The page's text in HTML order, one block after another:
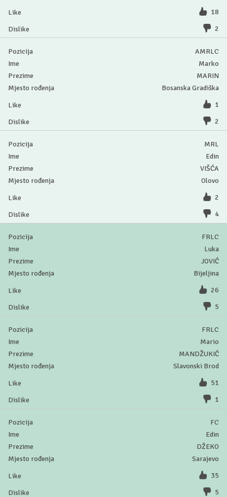
18
2
AMRLC
Marko
MARIN
Bosanska Gradiška
1
2
MRL
Edin
VIŠĆA
Olovo
2
4
FRLC
Luka
JOVIĆ
Bijeljina
26
5
FRLC
Mario
MANDŽUKIĆ
Slavonski Brod
51
1
FC
Edin
DŽEKO
Sarajevo
35
5